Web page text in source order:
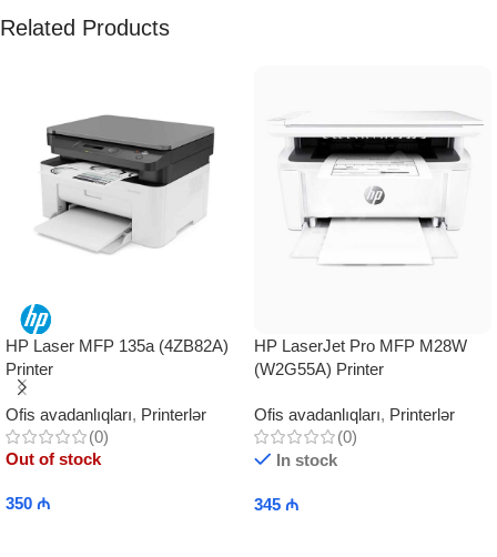
Related Products
HP Laser MFP 135a (4ZB82A)
Printer
Ofis avadanlıqları, Printerlər
(0)
Out of stock
350 ₼
HP LaserJet Pro MFP M28W
(W2G55A) Printer
Ofis avadanlıqları, Printerlər
(0)
In stock
345 ₼